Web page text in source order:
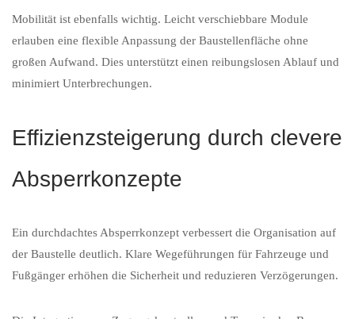
Mobilität ist ebenfalls wichtig. Leicht verschiebbare Module
erlauben eine flexible Anpassung der Baustellenfläche ohne
großen Aufwand. Dies unterstützt einen reibungslosen Ablauf und
minimiert Unterbrechungen.
Effizienzsteigerung durch clevere
Absperrkonzepte
Ein durchdachtes Absperrkonzept verbessert die Organisation auf
der Baustelle deutlich. Klare Wegeführungen für Fahrzeuge und
Fußgänger erhöhen die Sicherheit und reduzieren Verzögerungen.